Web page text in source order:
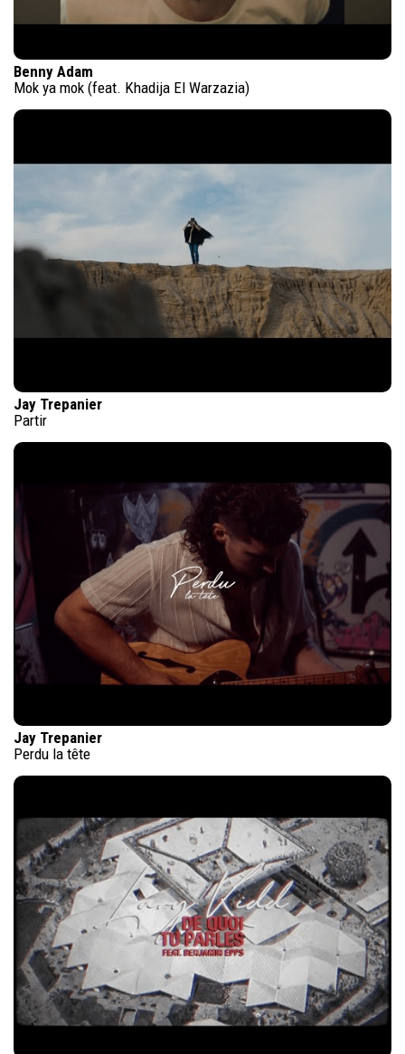
Benny Adam
Mok ya mok (feat. Khadija El Warzazia)
Jay Trepanier
Partir
Jay Trepanier
Perdu la tête